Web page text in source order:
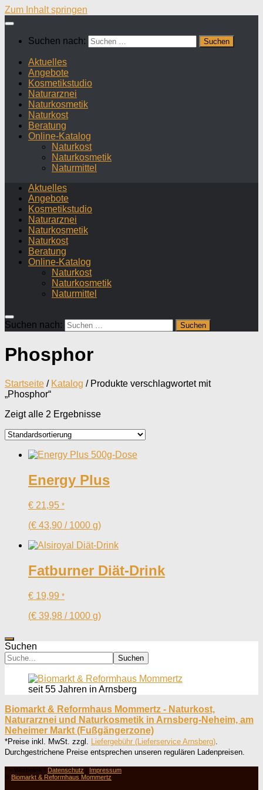
Zum Inhalt springen
Suchen nach:
Aktuelles
Angebote
Kosmetikstudio
Naturarznei
Naturkosmetik
Naturkost
Beratung
Online-Katalog
Naturkost
Naturkosmetik
Naturmittel
Aktuelles
Angebote
Kosmetikstudio
Naturarznei
Naturkosmetik
Naturkost
Beratung
Online-Katalog
Naturkost
Naturkosmetik
Naturmittel
Suchen nach:
Phosphor
Startseite / Katalog / Produkte verschlagwortet mit
„Phosphor“
Zeigt alle 2 Ergebnisse
Energy Plus
€ 21,95 *
(€ 43,90 / 1000 g)
Fatburner Diät-Drink
€ 19,99 *
(€ 39,98 / 1000 g)
Suchen
Suchen
seit 55 Jahren in Arnsberg
Biomarkt & Reformhaus Mommertz - Naturkost,
Naturarznei und Naturkosmetik in Arnsberg-Neheim, am
Neheimer Markt (Fußgängerzone)
*Preise inkl. MwSt. zzgl. Liefergebühr (Lieferservice Arnsberg)
Durchgestrichene Preise entsprechen unseren regulären Ladenpreisen.
° = Werbelink | Datenschutz | Impressum
© Biomarkt & Reformhaus Mommertz